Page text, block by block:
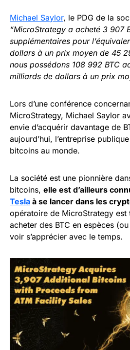
Michael Saylor, le PDG de la
“MicroStrategy a acheté 3 907
supplémentaires pour
dollars à un prix moyen de 45
nous possédons 108 992 BTC
milliards de dollars à un prix
Lors d’une conférence
MicroStrategy, Michael Saylor
envie d’acquérir davantage de
aujourd’hui, l’entreprise
bitcoins au monde.
La société est une pionnière
bitcoins, elle est d’ailleurs
Tesla à se lancer dans les
opératoire de MicroStrategy est
acheter des BTC en espèces
voir s’apprécier avec le temps.